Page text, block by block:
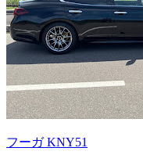
フーガ KNY51